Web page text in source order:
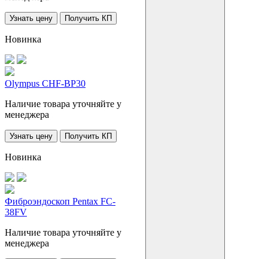
Узнать цену Получить КП
Новинка
Olympus CHF-BP30
Наличие товара уточняйте у
менеджера
Узнать цену Получить КП
Новинка
Фиброэндоскоп Pentax FC-
38FV
Наличие товара уточняйте у
менеджера